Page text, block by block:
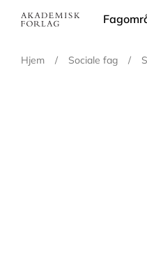
Main
Hjem / Sociale fag /